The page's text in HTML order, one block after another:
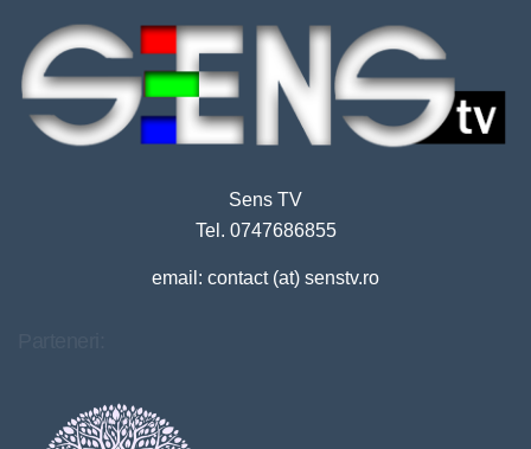
Sens TV
Tel. 0747686855
email: contact (at) senstv.ro